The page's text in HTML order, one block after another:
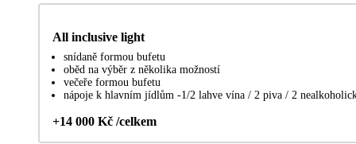
All inclusive light
snídaně formou bufetu
oběd na výběr z několika možností
večeře formou bufetu
nápoje k hlavním jídlům -1/2 lahve vína / 2 piva / 2
+14 000 Kč /celkem